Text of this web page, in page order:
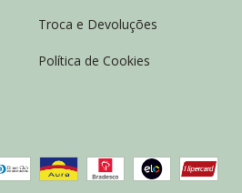
Troca e Devoluções
Política de Cookies